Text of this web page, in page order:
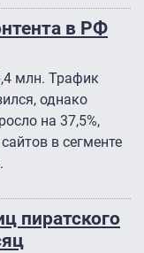
в РФ
млн. Трафик
однако
на 37,5%,
в сегменте
пиратского